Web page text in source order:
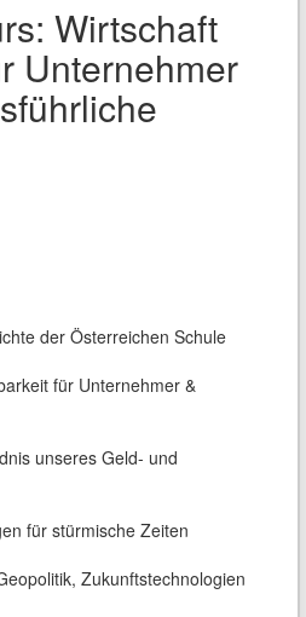
Wirtschaft
Unternehmer
der Österreichen Schule
für Unternehmer &
unseres Geld- und
für stürmische Zeiten
Zukunftstechnologien